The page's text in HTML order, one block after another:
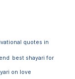
quotes in
best shayari for
on love